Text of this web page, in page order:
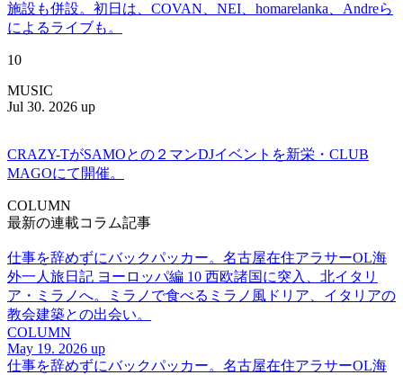
施設も併設。初日は、COVAN、NEI、homarelanka、Andreら
によるライブも。
10
MUSIC
Jul 30. 2026 up
CRAZY-TがSAMOとの２マンDJイベントを新栄・CLUB
MAGOにて開催。
COLUMN
最新の連載コラム記事
仕事を辞めずにバックパッカー。名古屋在住アラサーOL海
外一人旅日記 ヨーロッパ編 10 西欧諸国に突入、北イタリ
ア・ミラノへ。ミラノで食べるミラノ風ドリア、イタリアの
教会建築との出会い。
COLUMN
May 19. 2026 up
仕事を辞めずにバックパッカー。名古屋在住アラサーOL海